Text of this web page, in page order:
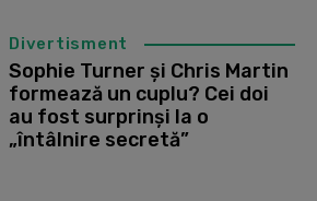
Divertisment
Sophie Turner și Chris Martin
formează un cuplu? Cei doi
au fost surprinși la o
„întâlnire secretă”